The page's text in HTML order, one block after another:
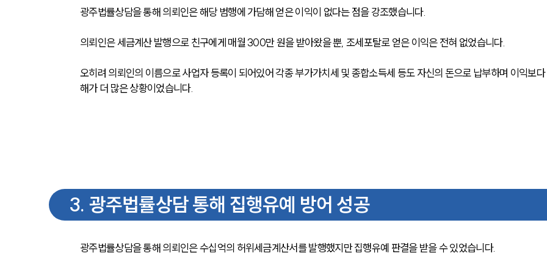
광주법률상담을 통해 의뢰인은 해당 범행에 가담해 얻은 이익이 없다는 점을 강조했습니다.
의뢰인은 세금계산 발행으로 친구에게 매월 300만 원을 받아왔을 뿐, 조세포탈로 얻은 이익은 전혀 없었습니다.
오히려 의뢰인의 이름으로 사업자 등록이 되어있어 각종 부가가치세 및 종합소득세 등도 자신의 돈으로 납부하며 이익보
해가 더 많은 상황이었습니다.
3. 광주법률상담 통해 집행유예 방어 성공
광주법률상담을 통해 의뢰인은 수십억의 허위세금계산서를 발행했지만 집행유예 판결을 받을 수 있었습니다.